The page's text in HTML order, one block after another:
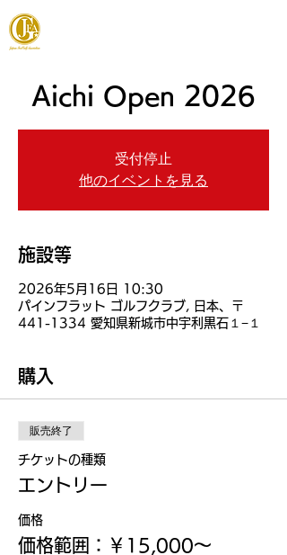
Aichi Open 2026
受付停止
他のイベントを見る
施設等
2026年5月16日 10:30
パインフラット ゴルフクラブ, 日本、〒
441-1334 愛知県新城市中宇利黒石１−１
購入
販売終了
チケットの種類
エントリー
価格
価格範囲：￥15,000〜